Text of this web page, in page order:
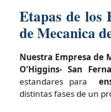
Etapas de los
de Mecanica
Nuestra Empresa de
O’Higgins- San
estandares para
distintas fases de un